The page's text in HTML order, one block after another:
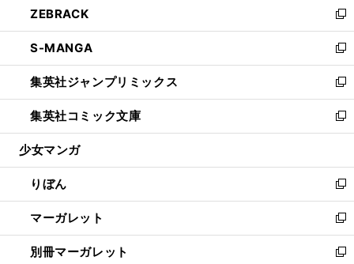
く
で
開
く
ド
ウ
で
開
く
ィ
ン
ド
ウ
で
開
く
い
ウ
ィ
ン
ド
ウ
で
開
ZEBRACK
新
し
い
ウ
ィ
ン
ド
ウ
開
く
S-MANGA
新
し
い
ウ
ィ
ン
ウ
で
開
く
集英社ジャンプリミックス
新
し
い
ウ
ン
ド
ウ
で
開
く
集英社コミック文庫
新
し
ウ
ィ
ン
ド
ウ
で
少女マンガ
りぼん
新
し
い
ウ
ィ
マーガレット
新
し
い
別冊マーガレット 新